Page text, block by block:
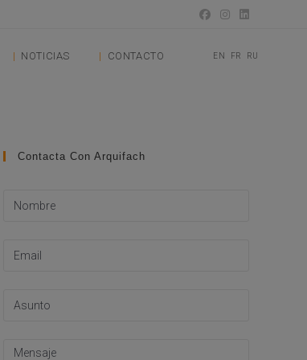
NOTICIAS CONTACTO EN FR RU
Contacta Con Arquifach